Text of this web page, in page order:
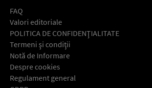
FAQ
Valori editoriale
POLITICA DE CONFIDENŢIALITATE
Termeni şi condiţii
Notă de Informare
Despre cookies
Regulament general